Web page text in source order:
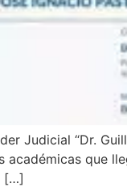
Judicial “Dr.
que
[…]